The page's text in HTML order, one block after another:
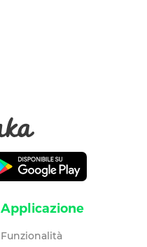
Applicazione
Funzionalità